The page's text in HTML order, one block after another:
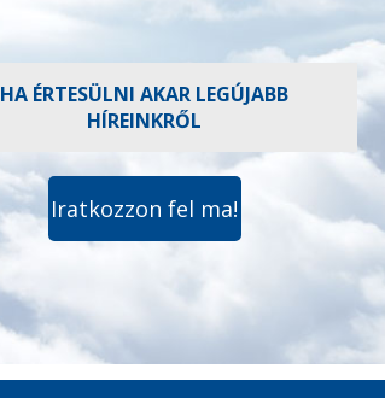
HA ÉRTESÜLNI AKAR LEGÚJABB
HÍREINKRŐL
Iratkozzon fel ma!